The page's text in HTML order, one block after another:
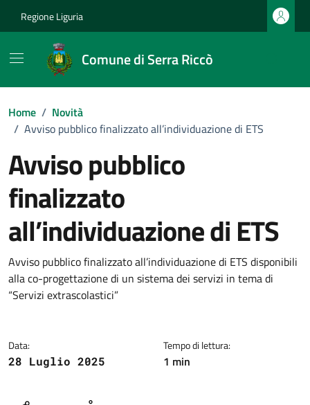
Regione Liguria
Comune di Serra Riccò
Home / Novità
/ Avviso pubblico finalizzato all’individuazione di ETS
Avviso pubblico
finalizzato
all’individuazione di ETS
Dettagli della notizia
Avviso pubblico finalizzato all’individuazione di ETS disponibili
alla co-progettazione di un sistema dei servizi in tema di
“Servizi extrascolastici”
Data:
28 Luglio 2025
Tempo di lettura:
1 min